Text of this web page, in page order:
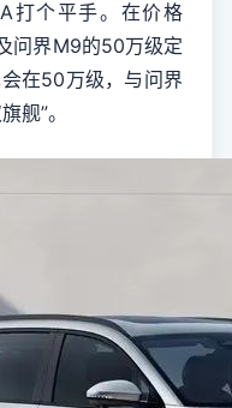
打个平手。在价格
问界M9的50万级定
在50万级，与问界
舰”。